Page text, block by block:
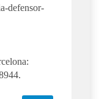
defensor-